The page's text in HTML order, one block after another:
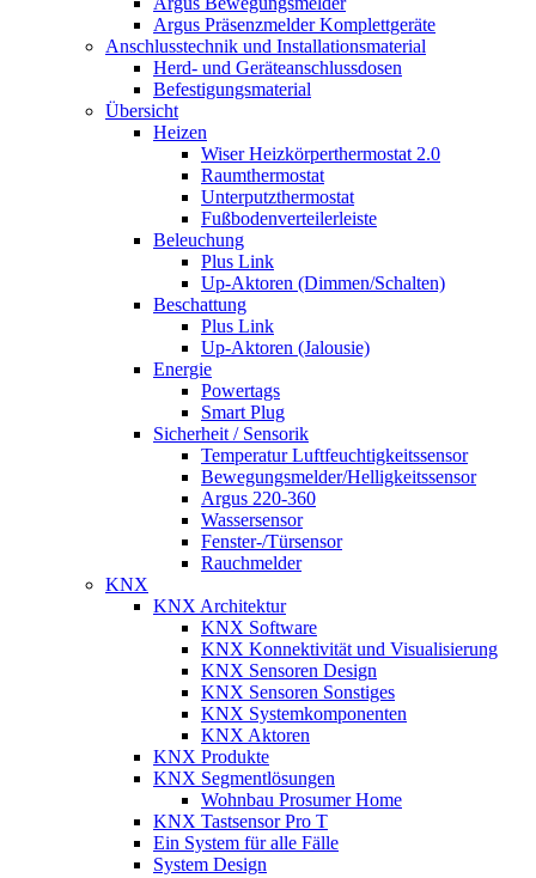
Argus Präsenzmelder Komplettgeräte
Anschlusstechnik und Installationsmaterial
Herd- und Geräteanschlussdosen
Befestigungsmaterial
Übersicht
Heizen
Wiser Heizkörperthermostat 2.0
Raumthermostat
Unterputzthermostat
Fußbodenverteilerleiste
Beleuchung
Plus Link
Up-Aktoren (Dimmen/Schalten)
Beschattung
Plus Link
Up-Aktoren (Jalousie)
Energie
Powertags
Smart Plug
Sicherheit / Sensorik
Temperatur Luftfeuchtigkeitssensor
Bewegungsmelder/Helligkeitssensor
Argus 220-360
Wassersensor
Fenster-/Türsensor
Rauchmelder
KNX
KNX Architektur
KNX Software
KNX Konnektivität und Visualisierung
KNX Sensoren Design
KNX Sensoren Sonstiges
KNX Systemkomponenten
KNX Aktoren
KNX Produkte
KNX Segmentlösungen
Wohnbau Prosumer Home
KNX Tastsensor Pro T
Ein System für alle Fälle
System Design